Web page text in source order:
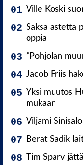
Ville Koski
Saksa astetta
oppia
”Pohjolan
Jacob Friis
Yksi muutos
mukaan
Viljami
Berat Sadik
Tim Sparv